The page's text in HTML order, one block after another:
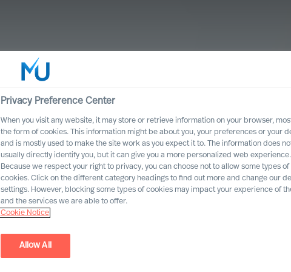
Privacy Preference Center
When you visit any website, it may store or retrieve information on your browser,
the form of cookies. This information might be about you, your preferences or your
and is mostly used to make the site work as you expect it to. The information does
usually directly identify you, but it can give you a more personalized web experience.
Because we respect your right to privacy, you can choose not to allow some types of
cookies. Click on the different category headings to find out more and change our
settings. However, blocking some types of cookies may impact your experience of
and the services we are able to offer.
Cookie Notice
Allow All